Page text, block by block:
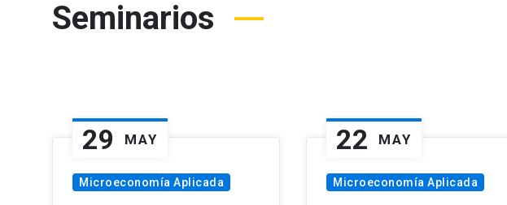
Seminarios
29 MAY
Microeconomía Aplicada
22 MAY
Microeconomía Aplicada